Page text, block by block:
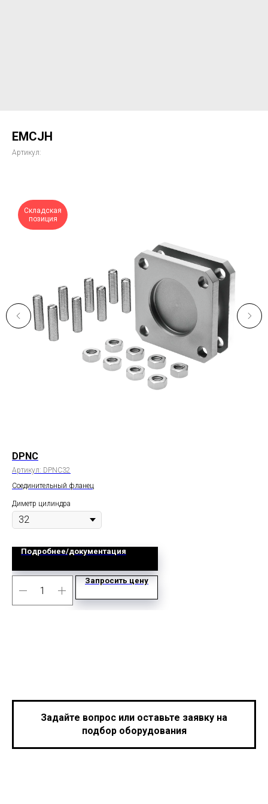
EMCJH
Артикул:
Складская
позиция
DPNC
Артикул: DPNC32
Соединительный фланец
Диметр цилиндра
Подробнее/документация
Запросить цену
Задайте вопрос или оставьте заявку на
подбор оборудования